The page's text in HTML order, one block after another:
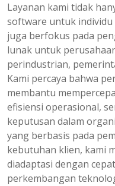
Layanan kami tidak
software untuk individu
juga berfokus pada
lunak untuk
perindustrian,
Kami percaya bahwa
membantu
efisiensi operasional,
keputusan dalam
yang berbasis pada
kebutuhan klien, kami
diadaptasi dengan
perkembangan